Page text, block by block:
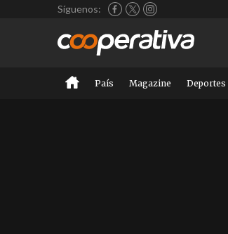
Síguenos:
País Magazine Deportes